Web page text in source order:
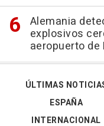
Alemania
explosivos
aeropuerto de
ÚLTIMAS
ESPAÑA
INTERNACIONAL